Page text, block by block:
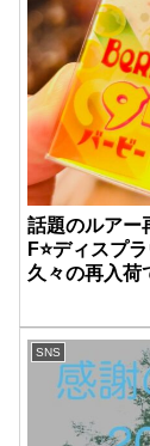
話題のルアー
F⭐️ディスプ
久々の再入荷
SNS